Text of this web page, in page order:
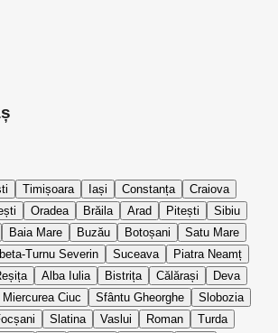
Timișoara Iași Constanța
Craiova
Oradea Brăila Arad Pitești
Sibiu
Baia Mare Buzău Botoșani
Satu Mare
Turnu Severin Suceava
Piatra Neamț
Alba Iulia Bistrița Călărași
Deva
Miercurea Ciuc Sfântu Gheorghe
Slobozia
Slatina Vaslui Roman
Turda